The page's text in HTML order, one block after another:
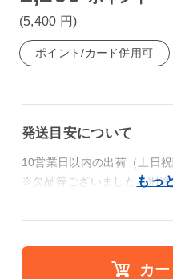
(5,400 円)
ポイント/カード併用可
発送目安について
10営業日以内の出荷（土日祝
※欠品等ございましたら別途
カ